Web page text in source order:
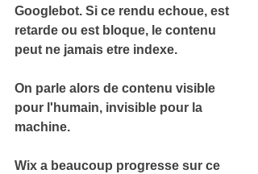
Googlebot. Si ce rendu echoue, est
retarde ou est bloque, le contenu
peut ne jamais etre indexe.
On parle alors de contenu visible
pour l'humain, invisible pour la
machine.
Wix a beaucoup progresse sur ce